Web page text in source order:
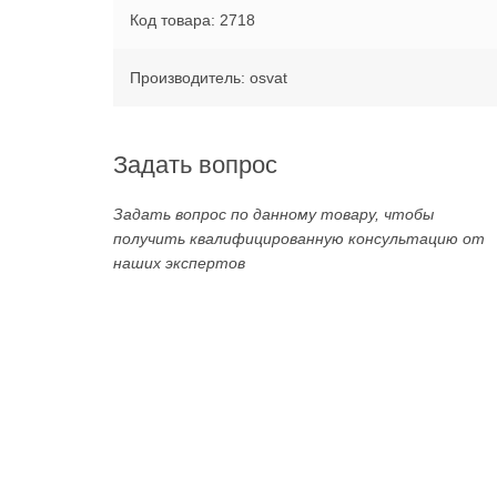
Код товара: 2718
Производитель: osvat
Задать вопрос
Задать вопрос по данному товару, чтобы
получить квалифицированную консультацию от
наших экспертов